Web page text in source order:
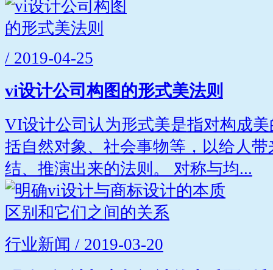
/ 2019-04-25
vi设计公司构图的形式美法则
VI设计公司认为形式美是指对构成
括自然对象、社会事物等，以给人
结、推演出来的法则。 对称与均...
行业新闻 / 2019-03-20